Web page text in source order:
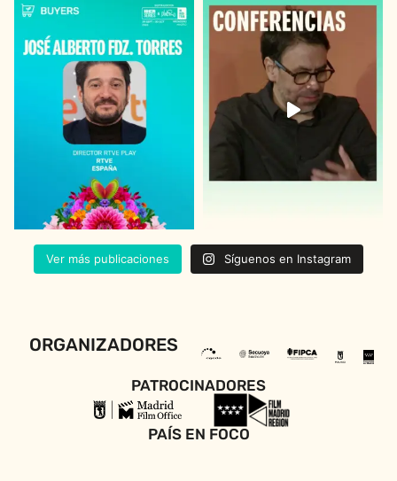
Ver más publicaciones Síguenos en Instagram
ORGANIZADORES
PATROCINADORES
PAÍS EN FOCO